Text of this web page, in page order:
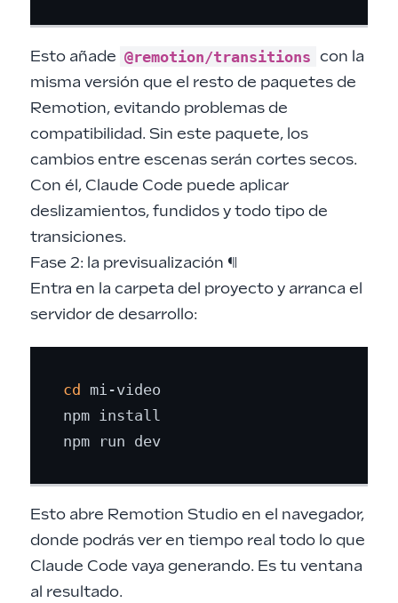
Esto añade @remotion/transitions con la
misma versión que el resto de paquetes de
Remotion, evitando problemas de
compatibilidad. Sin este paquete, los
cambios entre escenas serán cortes secos.
Con él, Claude Code puede aplicar
deslizamientos, fundidos y todo tipo de
transiciones.
Fase 2: la previsualización ¶
Entra en la carpeta del proyecto y arranca el
servidor de desarrollo:
cd mi-video
npm install
Esto abre Remotion Studio en el navegador,
donde podrás ver en tiempo real todo lo que
Claude Code vaya generando. Es tu ventana
al resultado.